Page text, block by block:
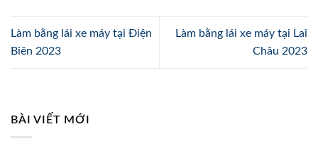
Làm bằng lái xe máy tại Điện
Biên 2023
Làm bằng lái xe máy tại Lai
Châu 2023
BÀI VIẾT MỚI